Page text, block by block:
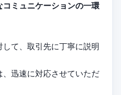
コミュニケーションの一環
て、取引先に丁寧に説明
、迅速に対応させていただ